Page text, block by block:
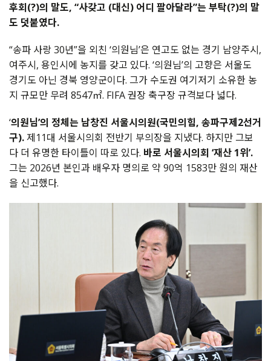
후회(?)의 말도, “사갖고 (대신) 어디 팔아달라”는 부탁(?)의 말
도 덧붙였다.
“송파 사랑 30년”을 외친 ‘의원님’은 연고도 없는 경기 남양주시,
여주시, 용인시에 농지를 갖고 있다. ‘의원님’의 고향은 서울도
경기도 아닌 경북 영양군이다. 그가 수도권 여기저기 소유한 농
지 규모만 무려 8547㎡. FIFA 권장 축구장 규격보다 넓다.
‘의원님’의 정체는 남창진 서울시의원(국민의힘, 송파구제2선거
구).제11대 서울시의회 전반기 부의장을 지냈다. 하지만 그보
다 더 유명한 타이틀이 따로 있다. 바로 서울시의회 ‘재산 1위’.
그는 2026년 본인과 배우자 명의로 약 90억 1583만 원의 재산
을 신고했다.